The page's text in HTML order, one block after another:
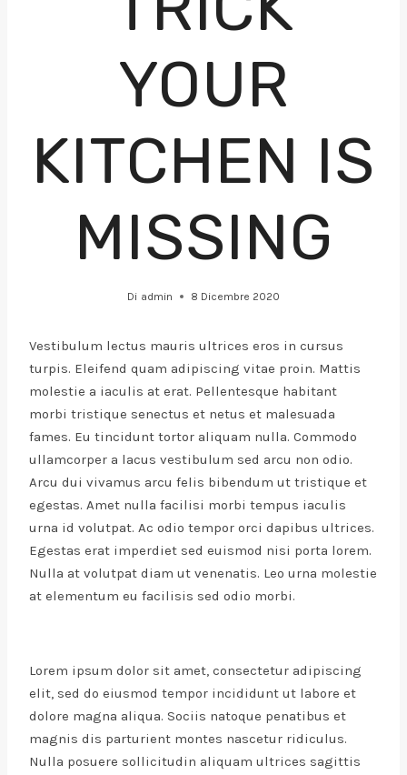
YOUR
KITCHEN IS
MISSING
Di admin 8 Dicembre 2020
Vestibulum lectus mauris ultrices eros in cursus
turpis. Eleifend quam adipiscing vitae proin. Mattis
molestie a iaculis at erat. Pellentesque habitant
morbi tristique senectus et netus et malesuada
fames. Eu tincidunt tortor aliquam nulla. Commodo
ullamcorper a lacus vestibulum sed arcu non odio.
Arcu dui vivamus arcu felis bibendum ut tristique et
egestas. Amet nulla facilisi morbi tempus iaculis
urna id volutpat. Ac odio tempor orci dapibus ultrices.
Egestas erat imperdiet sed euismod nisi porta lorem.
Nulla at volutpat diam ut venenatis. Leo urna molestie
at elementum eu facilisis sed odio morbi.
Lorem ipsum dolor sit amet, consectetur adipiscing
elit, sed do eiusmod tempor incididunt ut labore et
dolore magna aliqua. Sociis natoque penatibus et
magnis dis parturient montes nascetur ridiculus.
Nulla posuere sollicitudin aliquam ultrices sagittis